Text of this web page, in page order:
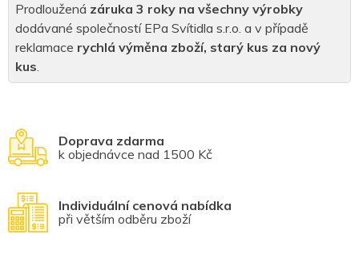
Doprava zdarma
k objednávce nad 1500 Kč
Individuální cenová nabídka
při větším odběru zboží
Prodloužená záruka 3 roky na všechny výrobky
dodávané společností EPa Svítidla s.r.o. a v případě
reklamace rychlá výměna zboží, starý kus za nový
kus.